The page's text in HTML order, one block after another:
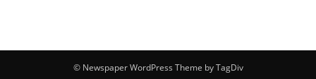
© Newspaper WordPress Theme by TagDiv